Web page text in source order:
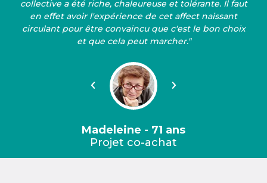
collective a été riche, chaleureuse et tolérante. Il faut
en effet avoir l'expérience de cet affect naissant
circulant pour être convaincu que c'est le bon choix
et que cela peut marcher."
Précédent Suivant
Madeleine - 71 ans
Projet co-achat